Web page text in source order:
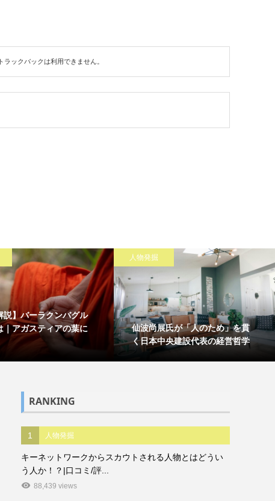
トラックバックは利用できません。
説】バーラクンバグル
｜アガスティアの葉に
人物発掘
仙波尚展氏が「人のため」を貫
く日本中央建設代表の経営哲学
RANKING
1 人物発掘
キーネットワークからスカウトされる人物とはどうい
う人か！？|口コミ/評...
88,439 views